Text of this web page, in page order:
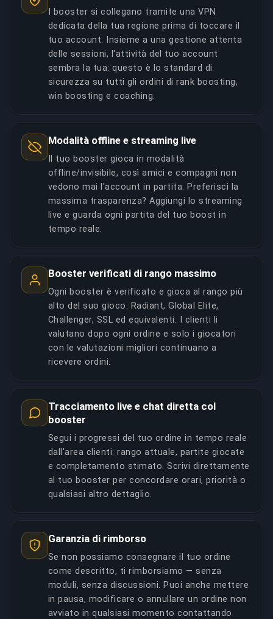
I booster si collegano tramite una VPN
dedicata della tua regione prima di toccare il
tuo account. Insieme a una gestione attenta
delle sessioni, l'attività del tuo account
sembra la tua: questo è lo standard di
sicurezza su tutti gli ordini di rank boosting,
win boosting e coaching.
Modalità offline e streaming live
Il tuo booster gioca in modalità
offline/invisibile, così amici e compagni non
vedono mai l'account in partita. Preferisci la
massima trasparenza? Aggiungi lo streaming
live e guarda ogni partita del tuo boost in
tempo reale.
Booster verificati di rango massimo
Ogni booster è verificato e gioca al rango più
alto del suo gioco: Radiant, Global Elite,
Challenger, SSL ed equivalenti. I clienti li
valutano dopo ogni ordine e solo i giocatori
con le valutazioni migliori continuano a
ricevere ordini.
Tracciamento live e chat diretta col
booster
Segui i progressi del tuo ordine in tempo reale
dall'area clienti: rango attuale, partite giocate
e completamento stimato. Scrivi direttamente
al tuo booster per concordare orari, priorità o
qualsiasi altro dettaglio.
Garanzia di rimborso
Se non possiamo consegnare il tuo ordine
come descritto, ti rimborsiamo — senza
moduli, senza discussioni. Puoi anche mettere
in pausa, modificare o annullare un ordine non
avviato in qualsiasi momento contattando